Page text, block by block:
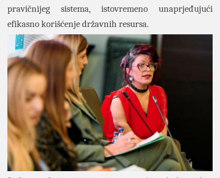
pravičnijeg sistema, istovremeno unaprjeđujući
efikasno korišćenje državnih resursa.